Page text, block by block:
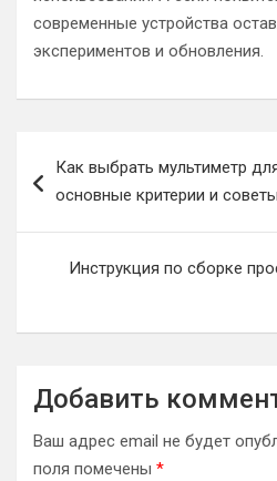
современные устройства
экспериментов и обновления.
по
Как выбрать мультиметр
основные критерии и
Инструкция по сборке
Добавить
Ваш адрес email не будет
поля помечены *